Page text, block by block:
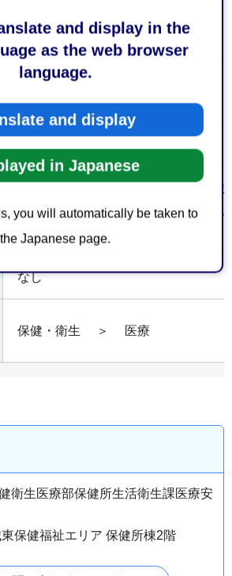
and display in the
as the web browser
language.
and display
in Japanese
you will automatically be taken to
the Japanese page.
平日の午前8時30分から午後5時15分
提出書類は2部（正副）必要です。
を提出していただく場合があります。
提出前に事前協議が必要です。
なし
保健・衛生 ＞ 医療
衛生医療部保健所生活衛生課医療安
保健福祉エリア 保健所棟2階